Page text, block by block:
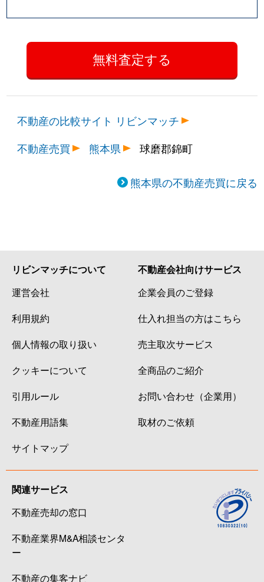
不動産の比較サイト リビンマッチ
不動産売買
熊本県 球磨郡錦町
熊本県の不動産売買に戻る
リビンマッチについて
運営会社
利用規約
個人情報の取り扱い
クッキーについて
引用ルール
不動産用語集
サイトマップ
不動産会社向けサービス
企業会員のご登録
仕入れ担当の方はこちら
売主取次サービス
全商品のご紹介
お問い合わせ（企業用）
取材のご依頼
関連サービス
不動産売却の窓口
不動産業界M&A相談センタ
ー
不動産の集客ナビ